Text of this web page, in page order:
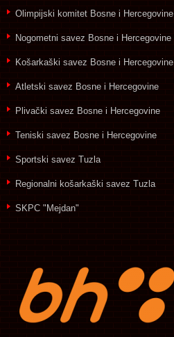
Olimpijski komitet Bosne i Hercegovine
Nogometni savez Bosne i Hercegovine
Košarkaški savez Bosne i Hercegovine
Atletski savez Bosne i Hercegovine
Plivački savez Bosne i Hercegovine
Teniski savez Bosne i Hercegovine
Sportski savez Tuzla
Regionalni košarkaški savez Tuzla
SKPC "Mejdan"